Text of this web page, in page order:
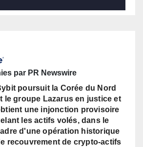
par PR Newswire
poursuit la Corée du Nord
le groupe Lazarus en justice et
une injonction provisoire
les actifs volés, dans le
d'une opération historique
recouvrement de crypto-actifs